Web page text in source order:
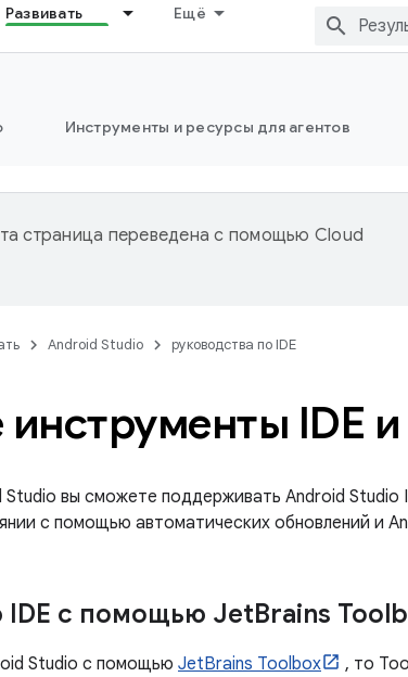
Развивать Ещё
Инструменты и ресурсы для агентов
страница переведена с помощью Cloud
Android Studio руководства по IDE
IDE и
Studio вы сможете поддерживать Android Studio
с помощью автоматических обновлений и
с помощью JetBrains
Studio с помощью JetBrains Toolbox
, то